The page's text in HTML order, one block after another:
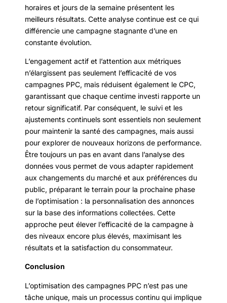
horaires et jours de la semaine présentent les
meilleurs résultats. Cette analyse continue est ce qui
différencie une campagne stagnante d’une en
constante évolution.
L’engagement actif et l’attention aux métriques
n’élargissent pas seulement l’efficacité de vos
campagnes PPC, mais réduisent également le CPC,
garantissant que chaque centime investi rapporte un
retour significatif. Par conséquent, le suivi et les
ajustements continuels sont essentiels non seulement
pour maintenir la santé des campagnes, mais aussi
pour explorer de nouveaux horizons de performance.
Être toujours un pas en avant dans l’analyse des
données vous permet de vous adapter rapidement
aux changements du marché et aux préférences du
public, préparant le terrain pour la prochaine phase
de l’optimisation : la personnalisation des annonces
sur la base des informations collectées. Cette
approche peut élever l’efficacité de la campagne à
des niveaux encore plus élevés, maximisant les
résultats et la satisfaction du consommateur.
Conclusion
L’optimisation des campagnes PPC n’est pas une
tâche unique, mais un processus continu qui implique